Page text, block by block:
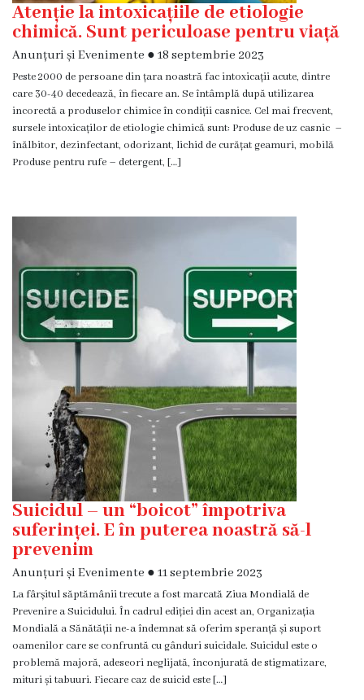
Servicii
Consultative
Specializate
de
Ambulator
Staționar
familie
5
Secţia
medicina
familie
nr.1
Secţia
medicina
de
familie
nr.2
Serviciul
Consultativ
Specializat
Centrul
medicilor
de
familie
Atenție la intoxicațiile de etiologie
chimică. Sunt periculoase pentru viață
Anunțuri și Evenimente ● 18 septembrie 2023
Peste 2000 de persoane din țara noastră fac intoxicații acute, dintre
care 30-40 decedează, în fiecare an. Se întâmplă după utilizarea
incorectă a produselor chimice în condiții casnice. Cel mai frecvent,
sursele intoxicaților de etiologie chimică sunt: Produse de uz casnic –
înălbitor, dezinfectant, odorizant, lichid de curățat geamuri, mobilă
Produse pentru rufe – detergent, […]
Suicidul – un “boicot” împotriva
suferinței. E în puterea noastră să-l
prevenim
Anunțuri și Evenimente ● 11 septembrie 2023
La fârșitul săptămânii trecute a fost marcată Ziua Mondială de
Prevenire a Suicidului. În cadrul ediției din acest an, Organizația
Mondială a Sănătății ne-a îndemnat să oferim speranță și suport
oamenilor care se confruntă cu gânduri suicidale. Suicidul este o
problemă majoră, adeseori neglijată, înconjurată de stigmatizare,
mituri și tabuuri. Fiecare caz de suicid este […]